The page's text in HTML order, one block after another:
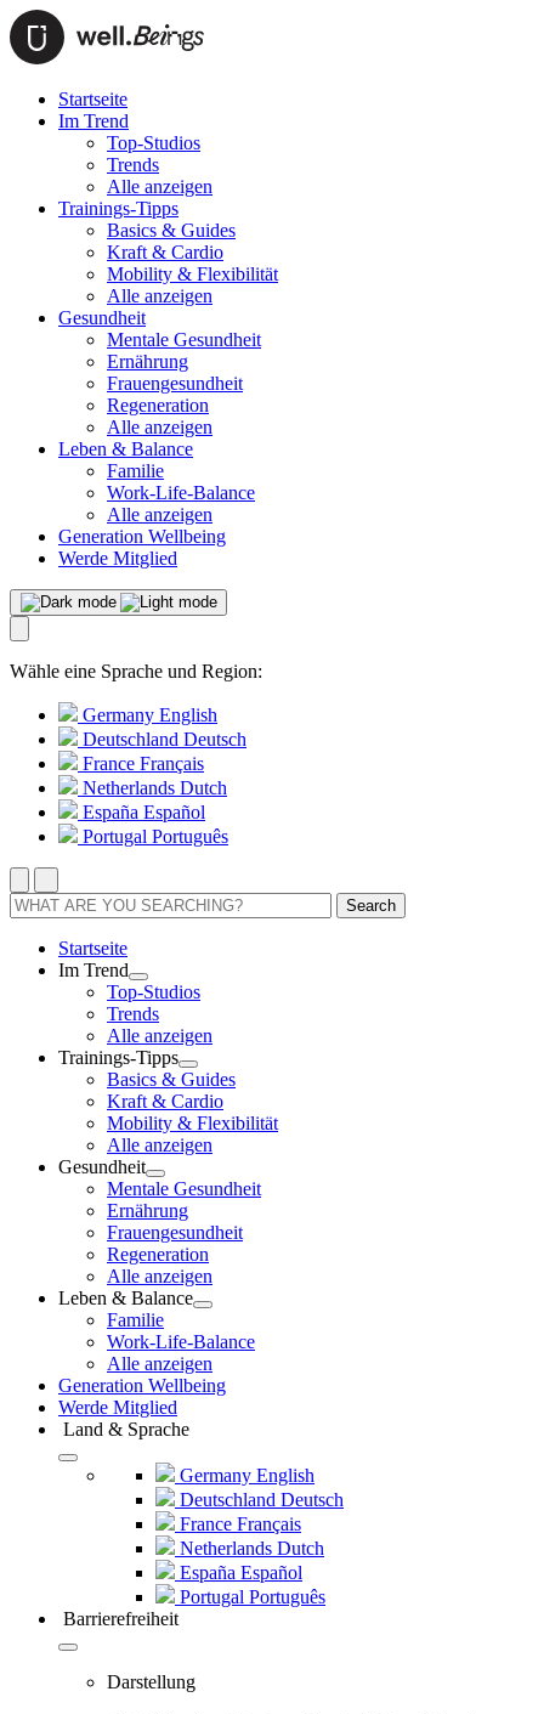
Startseite
Im Trend
Top-Studios
Trends
Alle anzeigen
Trainings-Tipps
Basics & Guides
Kraft & Cardio
Mobility & Flexibilität
Alle anzeigen
Gesundheit
Mentale Gesundheit
Ernährung
Frauengesundheit
Regeneration
Alle anzeigen
Leben & Balance
Familie
Work-Life-Balance
Alle anzeigen
Generation Wellbeing
Werde Mitglied
Wähle eine Sprache und Region:
Germany English
Deutschland Deutsch
France Français
Netherlands Dutch
España Español
Portugal Português
Search
Startseite
Im Trend
Top-Studios
Trends
Alle anzeigen
Trainings-Tipps
Basics & Guides
Kraft & Cardio
Mobility & Flexibilität
Alle anzeigen
Gesundheit
Mentale Gesundheit
Ernährung
Frauengesundheit
Regeneration
Alle anzeigen
Leben & Balance
Familie
Work-Life-Balance
Alle anzeigen
Generation Wellbeing
Werde Mitglied
Land & Sprache
Germany English
Deutschland Deutsch
France Français
Netherlands Dutch
España Español
Portugal Português
Barrierefreiheit
Darstellung